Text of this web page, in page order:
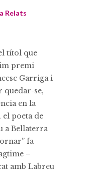
Relats
títol que
premi
Garriga i
quedar-se,
en la
el poeta de
a Bellaterra
fa
–
amb Labreu